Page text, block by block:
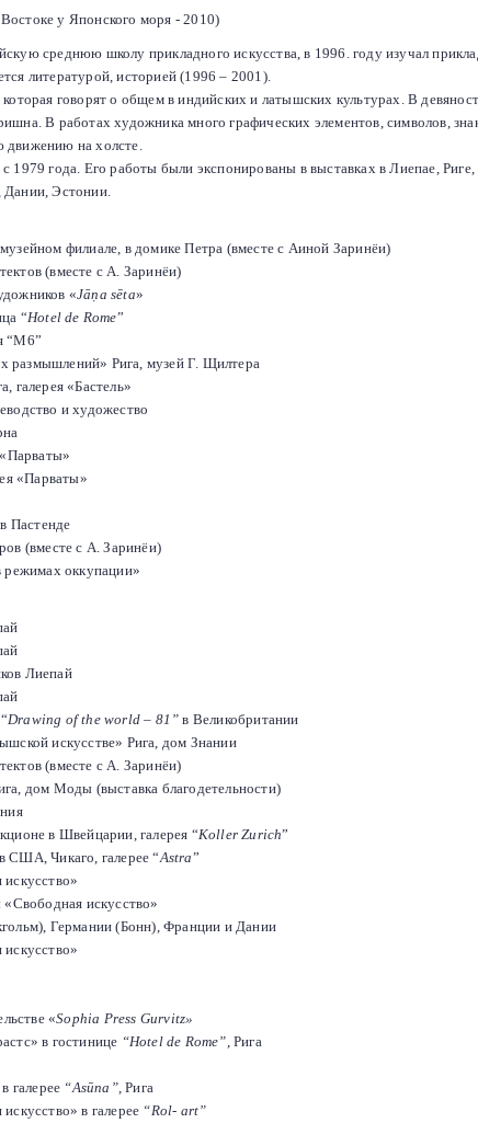
у Японского моря - 2010)
среднюю школу прикладного искусства, в 1996. году изучал
литературой, историей (1996 – 2001).
говорят о общем в индийских и латышских культурах. В
В работах художника много графических элементов, символов,
движению на холсте.
1979 года. Его работы были экспонированы в выставках в Лиепае,
Эстонии.
филиале, в домике Петра (вместе с Аиной Заринёи)
(вместе с А. Заринёи)
«Jāņa sēta»
“Hotel de Rome”
“M6”
размышлений» Рига, музей Г. Щилтера
галерея «Бастель»
и художество
«Парваты»
Пастенде
(вместе с А. Заринёи)
режимах оккупации»
Лиепай
“Drawing of the world – 81 ” в Великобритании
искусстве» Рига, дом Знании
(вместе с А. Заринёи)
дом Моды (выставка благодетельности)
в Швейцарии, галерея “Koller Zurich”
США, Чикаго, галерее“Astra”
искусство»
Германии (Бонн), Франции и Дании
«Sophia Press Gurvitz»
в гостинице “Hotel de Rome”, Рига
галерее “Asūna”, Рига
в галерее “Rol- art”